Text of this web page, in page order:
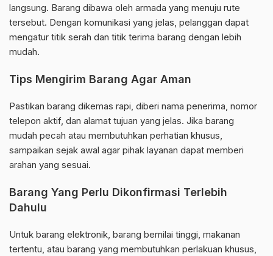
langsung. Barang dibawa oleh armada yang menuju rute
tersebut. Dengan komunikasi yang jelas, pelanggan dapat
mengatur titik serah dan titik terima barang dengan lebih
mudah.
Tips Mengirim Barang Agar Aman
Pastikan barang dikemas rapi, diberi nama penerima, nomor
telepon aktif, dan alamat tujuan yang jelas. Jika barang
mudah pecah atau membutuhkan perhatian khusus,
sampaikan sejak awal agar pihak layanan dapat memberi
arahan yang sesuai.
Barang Yang Perlu Dikonfirmasi Terlebih
Dahulu
Untuk barang elektronik, barang bernilai tinggi, makanan
tertentu, atau barang yang membutuhkan perlakuan khusus,